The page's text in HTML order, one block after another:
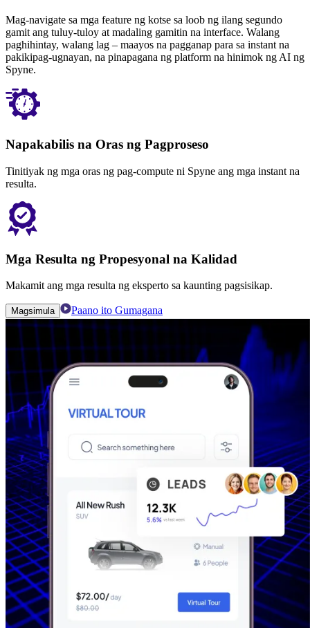
Mag-navigate sa mga feature ng kotse sa loob ng ilang segundo
gamit ang tuluy-tuloy at madaling gamitin na interface. Walang
paghihintay, walang lag – maayos na pagganap para sa instant na
pakikipag-ugnayan, na pinapagana ng platform na hinimok ng AI ng
Spyne.
Napakabilis na Oras ng Pagproseso
Tinitiyak ng mga oras ng pag-compute ni Spyne ang mga instant na
resulta.
Mga Resulta ng Propesyonal na Kalidad
Makamit ang mga resulta ng eksperto sa kaunting pagsisikap.
Magsimula Paano ito Gumagana